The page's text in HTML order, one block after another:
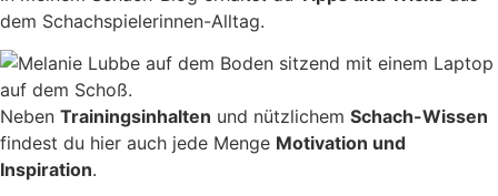
dem Schachspielerinnen-Alltag.
Neben Trainingsinhalten und nützlichem Schach-Wissen
findest du hier auch jede Menge Motivation und
Inspiration.